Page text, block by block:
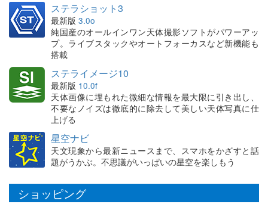
ステラショット3
最新版 3.0o
純国産のオールインワン天体撮影ソフトがパワーアッ
プ。ライブスタックやオートフォーカスなど新機能も
搭載
ステライメージ10
最新版 10.0f
天体画像に埋もれた微細な情報を最大限に引き出し、
不要なノイズは徹底的に除去して美しい天体写真に仕
上げる
星空ナビ
天文現象から最新ニュースまで、スマホをかざすと話
題がうかぶ。不思議がいっぱいの星空を楽しもう
ショッピング